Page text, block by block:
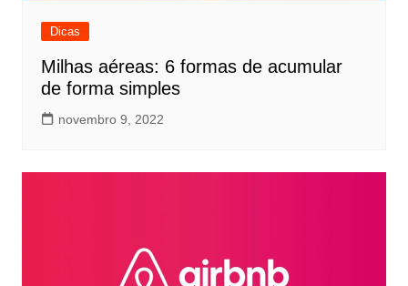
Dicas
Milhas aéreas: 6 formas de acumular
de forma simples
novembro 9, 2022